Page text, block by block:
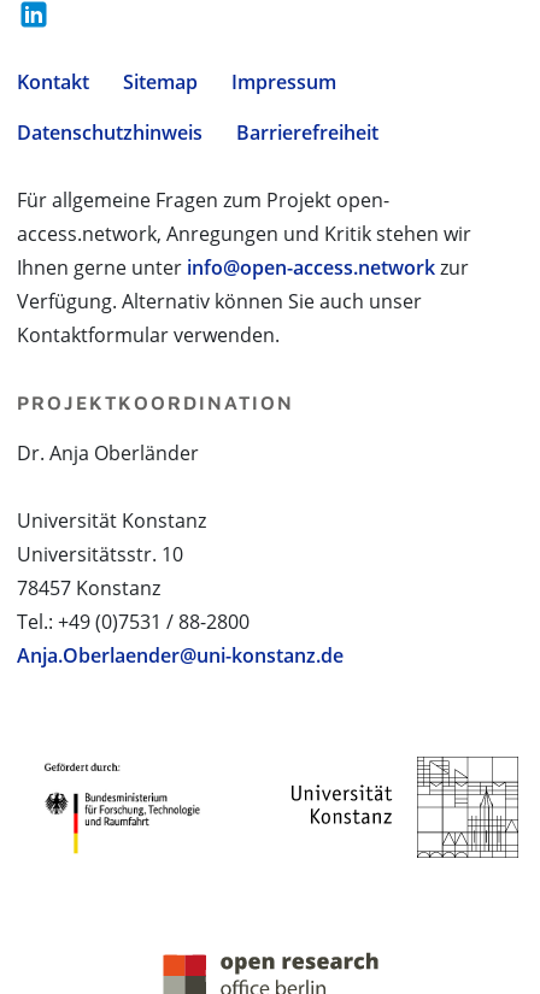
Kontakt Sitemap
Impressum
Datenschutzhinweis
Barrierefreiheit
Für allgemeine Fragen zum Projekt open-
access.network, Anregungen und Kritik stehen wir
Ihnen gerne unter info@open-access.networkzur
Verfügung. Alternativ können Sie auch unser
Kontaktformular verwenden.
PROJEKTKOORDINATION
Dr. Anja Oberländer
Universität Konstanz
Universitätsstr. 10
78457 Konstanz
Tel.: +49 (0)7531 / 88-2800
Anja.Oberlaender@uni-konstanz.de